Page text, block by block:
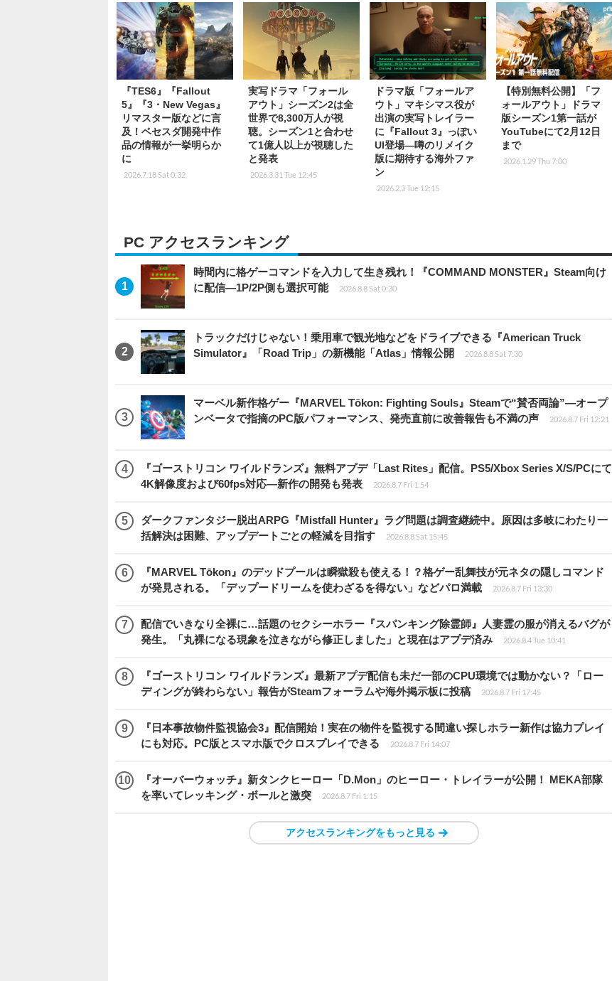
『TES6』『Fallout
5』『3・New Vegas』
リマスター版などに言
及！ベセスダ開発中作
品の情報が一挙明らか
に
2026.7.18 Sat 0:32
実写ドラマ「フォール
アウト」シーズン2は全
世界で8,300万人が視
聴。シーズン1と合わせ
て1億人以上が視聴した
と発表
2026.3.31 Tue 12:45
ドラマ版「フォールア
ウト」マキシマス役が
出演の実写トレイラー
に『Fallout 3』っぽい
UI登場―噂のリメイク
版に期待する海外ファ
ン
2026.2.3 Tue 12:15
【特別無料公開】「フ
ォールアウト」ドラマ
版シーズン1第一話が
YouTubeにて2月12日
まで
2026.1.29 Thu 7:00
PC アクセスランキング
時間内に格ゲーコマンドを入力して生き残れ！『COMMAND MONSTER』Steam向け
に配信―1P/2P側も選択可能
2026.8.8 Sat 0:30
トラックだけじゃない！乗用車で観光地などをドライブできる『American Truck
Simulator』「Road Trip」の新機能「Atlas」情報公開
2026.8.8 Sat 7:30
マーベル新作格ゲー『MARVEL Tōkon: Fighting Souls』Steamで“賛否両論”―オープ
ンベータで指摘のPC版パフォーマンス、発売直前に改善報告も不満の声
2026.8.7 Fri 12:21
『ゴーストリコン ワイルドランズ』無料アプデ「Last Rites」配信。PS5/Xbox Series X/S/PCにて
4K解像度および60fps対応―新作の開発も発表
2026.8.7 Fri 1:54
ダークファンタジー脱出ARPG『Mistfall Hunter』ラグ問題は調査継続中。原因は多岐にわたり一
括解決は困難、アップデートごとの軽減を目指す
2026.8.8 Sat 15:45
『MARVEL Tōkon』のデッドプールは瞬獄殺も使える！？格ゲー乱舞技が元ネタの隠しコマンド
が発見される。「デップードリームを使わざるを得ない」などパロ満載
2026.8.7 Fri 13:30
配信でいきなり全裸に…話題のセクシーホラー『スパンキング除霊師』人妻霊の服が消えるバグが
発生。「丸裸になる現象を泣きながら修正しました」と現在はアプデ済み
2026.8.4 Tue 10:41
『ゴーストリコン ワイルドランズ』最新アプデ配信も未だ一部のCPU環境では動かない？「ロー
ディングが終わらない」報告がSteamフォーラムや海外掲示板に投稿
2026.8.7 Fri 17:45
『日本事故物件監視協会3』配信開始！実在の物件を監視する間違い探しホラー新作は協力プレイ
にも対応。PC版とスマホ版でクロスプレイできる
2026.8.7 Fri 14:07
『オーバーウォッチ』新タンクヒーロー「D.Mon」のヒーロー・トレイラーが公開！ MEKA部隊
を率いてレッキング・ボールと激突
2026.8.7 Fri 1:15
アクセスランキングをもっと見る